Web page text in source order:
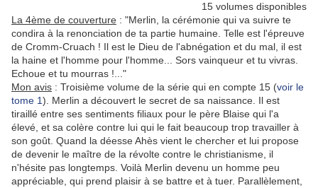
15 volumes disponibles
La 4ème de couverture : "Merlin, la cérémonie qui va suivre te
condira à la renonciation de ta partie humaine. Telle est l'épreuve
de Cromm-Cruach ! Il est le Dieu de l'abnégation et du mal, il est
la haine et l'homme pour l'homme... Sors vainqueur et tu vivras.
Echoue et tu mourras !..."
Mon avis : Troisième volume de la série qui en compte 15 (voir le
tome 1). Merlin a découvert le secret de sa naissance. Il est
tiraillé entre ses sentiments filiaux pour le père Blaise qui l'a
élevé, et sa colère contre lui qui le fait beaucoup trop travailler à
son goût. Quand la déesse Ahès vient le chercher et lui propose
de devenir le maître de la révolte contre le christianisme, il
n'hésite pas longtemps. Voilà Merlin devenu un homme peu
appréciable, qui prend plaisir à se battre et à tuer. Parallèlement,